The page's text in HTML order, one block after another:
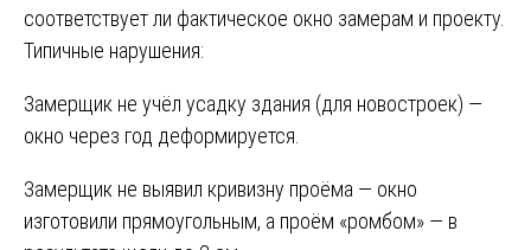
соответствует ли фактическое окно замерам и проекту.
Типичные нарушения:
Замерщик не учёл усадку здания (для новостроек) —
окно через год деформируется.
Замерщик не выявил кривизну проёма — окно
изготовили прямоугольным, а проём «ромбом» — в